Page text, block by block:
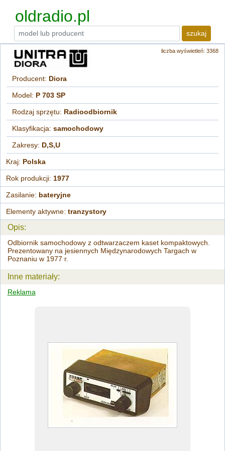
oldradio.pl
szukaj
liczba wyświetleń: 3368
Producent: Diora
Model: P 703 SP
Rodzaj sprzętu: Radioodbiornik
Klasyfikacja:samochodowy
Zakresy: D,S,U
Kraj: Polska
Rok produkcji: 1977
Zasilanie: bateryjne
Elementy aktywne:tranzystory
Opis:
Odbiornik samochodowy z odtwarzaczem kaset kompaktowych.
Prezentowany na jesiennych Międzynarodowych Targach w
Poznaniu w 1977 r.
Inne materiały:
Reklama